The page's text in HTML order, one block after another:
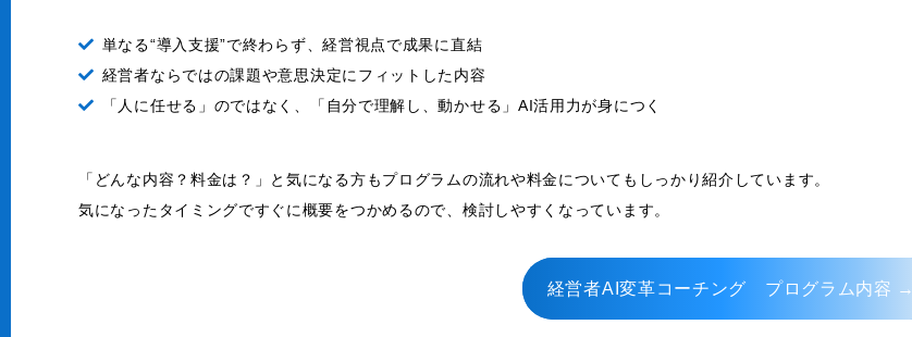
単なる“導入支援”で終わらず、経営視点で成果に直結
経営者ならではの課題や意思決定にフィットした内容
「人に任せる」のではなく、「自分で理解し、動かせる」AI活用力が身につく
「どんな内容？料金は？」と気になる方もプログラムの流れや料金についてもしっかり紹介しています。
気になったタイミングですぐに概要をつかめるので、検討しやすくなっています。
経営者AI変革コーチング プログラム内容 →